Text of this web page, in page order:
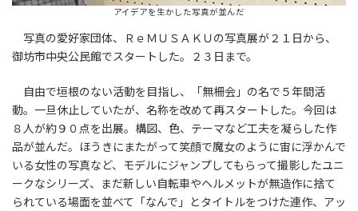
アイデアを生かした写真が並んだ
写真の愛好家団体、ＲｅＭＵＳＡＫＵの写真展が２１日から、
御坊市中央公民館でスタートした。２３日まで。
自由で垣根のない活動を目指し、「無柵会」の名で５年間活
動。一旦休止していたが、名称を改めて再スタートした。今回は
８人が約９０点を出展。構図、色、テーマなど工夫を凝らした作
品が並んだ。ほうきにまたがって笑顔で魔女のように宙に浮かんで
いる女性の写真など、モデルにジャンプしてもらって撮影したユニ
ークなシリーズ、まだ新しい自転車やヘルメットが無造作に捨て
られている場面を並べて「なんで」とタイトルをつけた連作、アッ